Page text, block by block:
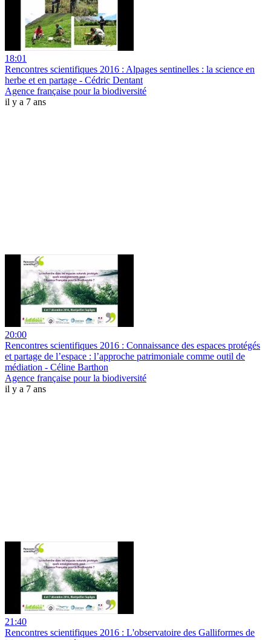
18:01
Rencontres scientifiques 2016 : Alpages sentinelles : la science en
herbe et en partage - Cédric Dentant
Agence française pour la biodiversité
il y a 7 ans
20:00
Rencontres scientifiques 2016 : Connaissance des espaces protégés
et partage de l’espace : l’approche patrimoniale comme outil de
médiation - Céline Barthon
Agence française pour la biodiversité
il y a 7 ans
21:40
Rencontres scientifiques 2016 : L'observatoire des Galliformes de